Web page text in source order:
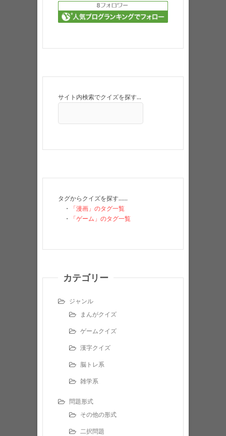
サイト内検索でクイズを探す…
タグからクイズを探す……
・
「漫画」のタグ一覧
・
「ゲーム」のタグ一覧
カテゴリー
ジャンル
まんがクイズ
ゲームクイズ
漢字クイズ
脳トレ系
雑学系
問題形式
その他の形式
二択問題